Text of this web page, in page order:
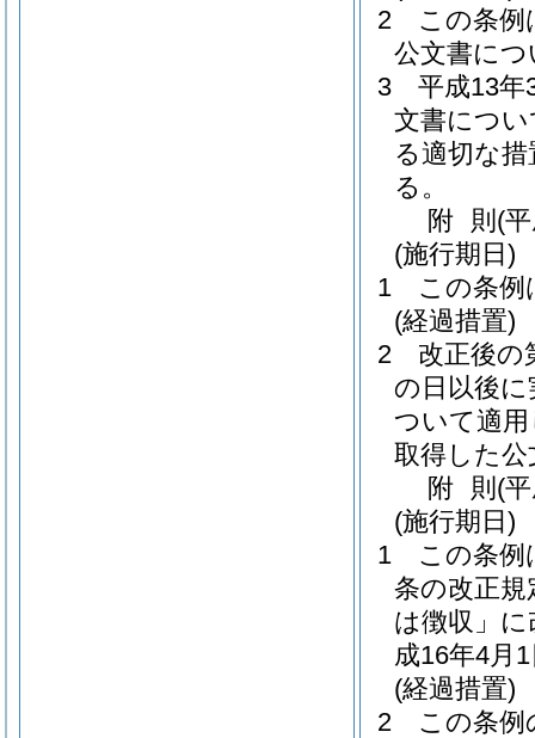
2
この条例
公文書に
3
平成13年
文書につ
る適切な
る。
附 則 (
(施行期日)
1
この条例
(経過措置)
2
改正後の
の日以後
ついて適
取得した
附 則 (
(施行期日)
1
この条例
条の改正規
は徴収」
成16年4月
(経過措置)
2
この条例